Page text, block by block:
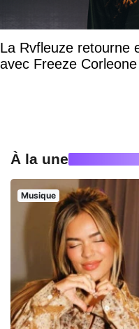
La Rvfleuze retourne
avec Freeze Corleone
À la une
Musique